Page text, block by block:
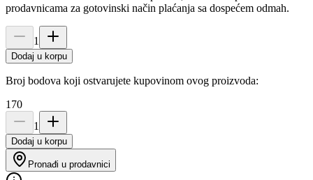
prodavnicama za gotovinski način plaćanja sa dospećem odmah.
1
Dodaj u korpu
Broj bodova koji ostvarujete kupovinom ovog proizvoda:
170
1
Dodaj u korpu
Pronađi u prodavnici